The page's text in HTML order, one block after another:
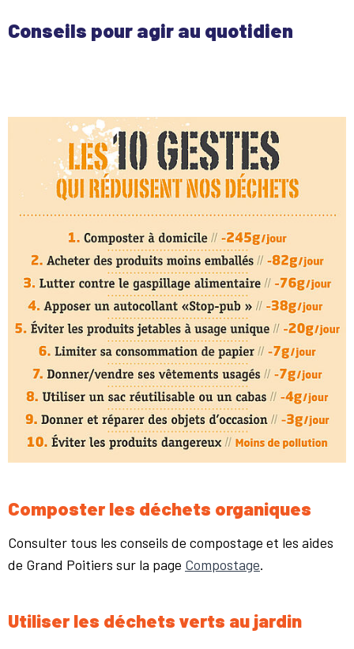
Conseils pour agir au quotidien
Composter les déchets organiques
Consulter tous les conseils de compostage et les aides
de Grand Poitiers sur la page Compostage.
Utiliser les déchets verts au jardin